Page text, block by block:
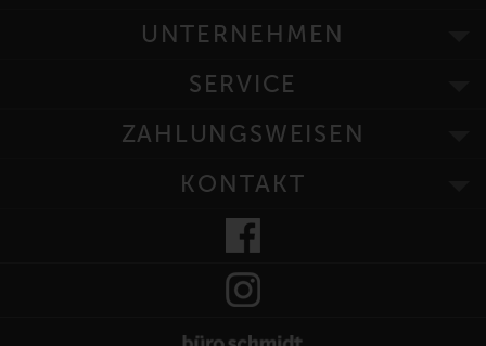
UNTERNEHMEN
SERVICE
ZAHLUNGSWEISEN
KONTAKT